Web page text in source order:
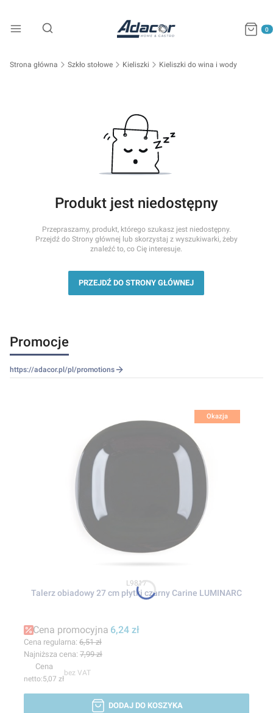
Otwórz wyszukiwarkę
Strona główna Szkło stołowe Kieliszki Kieliszki do wina i wody
Produkt jest niedostępny
Przepraszamy, produkt, którego szukasz jest niedostępny.
Przejdź do Strony głównej lub skorzystaj z wyszukiwarki, żeby
znaleźć to, co Cię interesuje.
PRZEJDŹ DO STRONY GŁÓWNEJ
Promocje
https://adacor.pl/pl/promotions
Okazja
Kod produktu
L9817
Talerz obiadowy 27 cm płytki czarny Carine LUMINARC
Cena promocyjna 6,24 zł
Cena regularna: 6,51 zł
Najniższa cena: 7,99 zł
Cena
5,07 zł
bez VAT
DODAJ DO KOSZYKA